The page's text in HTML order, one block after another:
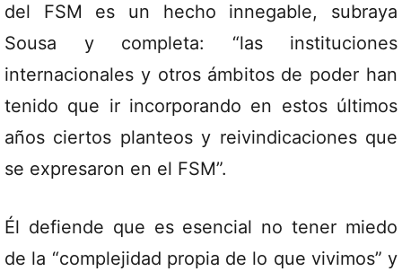
del FSM es un hecho innegable, subraya
Sousa y completa: “las instituciones
internacionales y otros ámbitos de poder han
tenido que ir incorporando en estos últimos
años ciertos planteos y reivindicaciones que
se expresaron en el FSM”.
Él defiende que es esencial no tener miedo
de la “complejidad propia de lo que vivimos” y